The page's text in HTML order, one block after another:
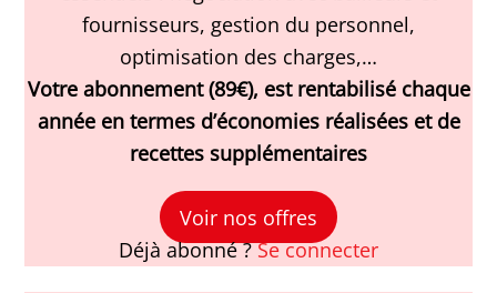
fournisseurs, gestion du personnel,
optimisation des charges,…
Votre abonnement (89€), est rentabilisé chaque
année en termes d’économies réalisées et de
recettes supplémentaires
Voir nos offres
Déjà abonné ?Se connecter